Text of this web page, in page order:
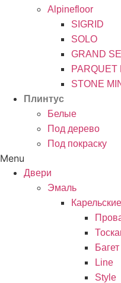
Alpinefloor
SIGRID
SOLO
GRAND
PARQUET
STONE
Плинтус
Белые
Под дерево
Под покраску
Menu
Двери
Эмаль
Багет
Line
Style